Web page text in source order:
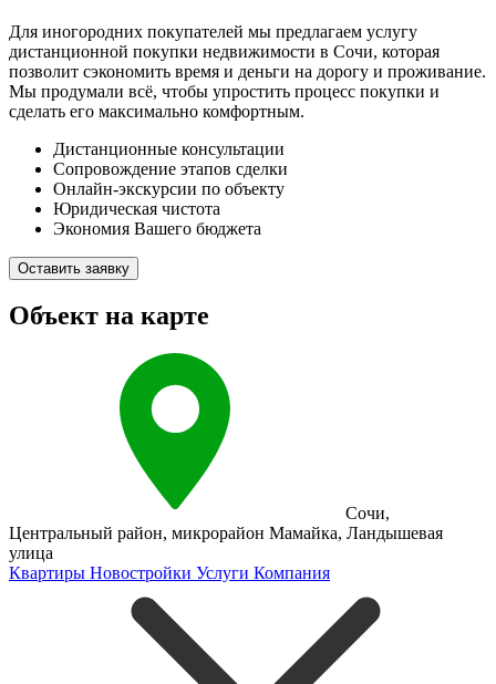
Для иногородних покупателей мы предлагаем услугу
дистанционной покупки недвижимости в Сочи, которая
позволит сэкономить время и деньги на дорогу и проживание.
Мы продумали всё, чтобы упростить процесс покупки и
сделать его максимально комфортным.
Дистанционные консультации
Сопровождение этапов сделки
Онлайн-экскурсии по объекту
Юридическая чистота
Экономия Вашего бюджета
Оставить заявку
Объект на карте
Сочи,
Центральный район, микрорайон Мамайка, Ландышевая
улица
Квартиры Новостройки Услуги Компания